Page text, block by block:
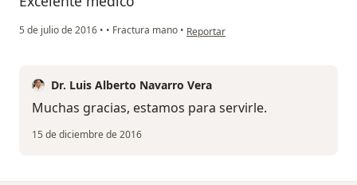
5 de julio de 2016 • • Fractura mano • en opinión del usuario Cuenta
Reportar
Dr. Luis Alberto Navarro Vera
Muchas gracias, estamos para servirle.
15 de diciembre de 2016